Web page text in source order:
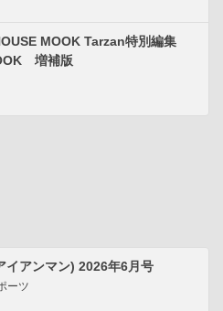
MOOK Tarzan特別編集
増補版
イアンマン) 2026年6月号
ーツ